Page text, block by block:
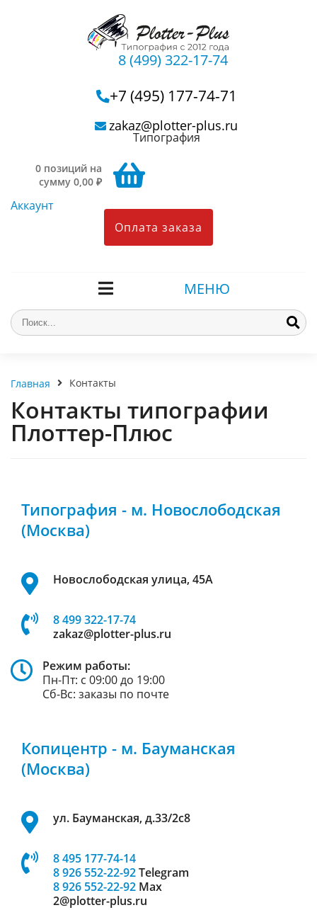
8 (499) 322-17-74
+7 (495) 177-74-71
zakaz@plotter-plus.ru
Типография
0 позиций на
сумму 0,00 ₽
Аккаунт
Оплата заказа
МЕНЮ
Главная Контакты
Контакты типографии
Плоттер-Плюс
Типография - м. Новослободская
(Москва)
Новослободская улица, 45А
8 499 322-17-74
zakaz@plotter-plus.ru
Режим работы:
Пн-Пт: с 09:00 до 19:00
Сб-Вс: заказы по почте
Копицентр - м. Бауманская
(Москва)
ул. Бауманская, д.33/2с8
8 495 177-74-14
8 926 552-22-92Telegram
8 926 552-22-92 Max
2@plotter-plus.ru